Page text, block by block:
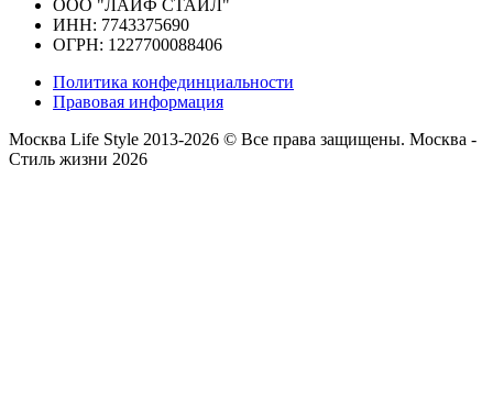
ООО "ЛАЙФ СТАЙЛ"
ИНН: 7743375690
ОГРН: 1227700088406
Политика конфединциальности
Правовая информация
Москва Life Style 2013-2026 © Все права защищены. Москва -
Стиль жизни 2026